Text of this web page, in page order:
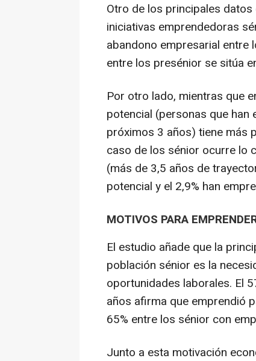
Otro de los principales
iniciativas emprendedoras
abandono empresarial entre
entre los presénior se sitúa
Por otro lado, mientras que
potencial (personas que
próximos 3 años) tiene más
caso de los sénior ocurre lo
(más de 3,5 años de
potencial y el 2,9% han
MOTIVOS PARA
El estudio añade que la
población sénior es la
oportunidades laborales. El
años afirma que emprendió
65% entre los sénior con
Junto a esta motivación